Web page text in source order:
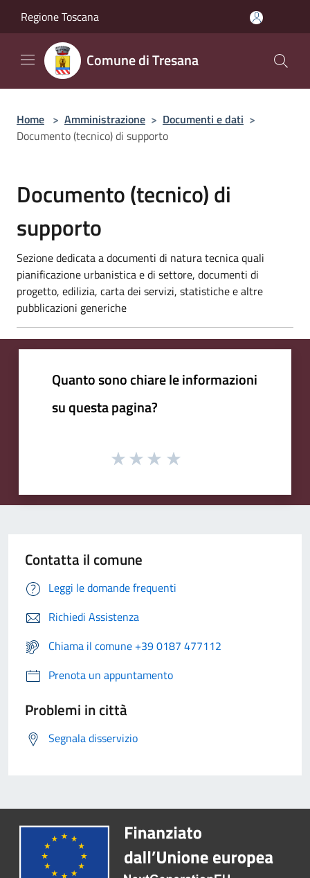
Regione Toscana
Comune di Tresana
Home > Amministrazione > Documenti e dati >
Documento (tecnico) di supporto
Documento (tecnico) di
supporto
Sezione dedicata a documenti di natura tecnica quali
pianificazione urbanistica e di settore, documenti di
progetto, edilizia, carta dei servizi, statistiche e altre
pubblicazioni generiche
Quanto sono chiare le informazioni
su questa pagina?
Contatta il comune
Leggi le domande frequenti
Richiedi Assistenza
Chiama il comune +39 0187 477112
Prenota un appuntamento
Problemi in città
Segnala disservizio